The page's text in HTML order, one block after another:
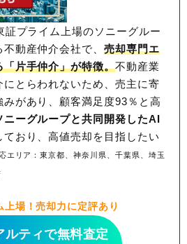
証プライム上場のソニーグルー
不動産仲介会社で、売却専門エ
片手仲介」が特徴。不動産業
とらわれないため、売主に寄
みがあり、顧客満足度93％と高
ニーグループと共同開発したAI
ており、高値売却を目指したい
エリア：東京都、神奈川県、千葉県、埼玉
上場！売却力に定評あり
ルティで無料査定